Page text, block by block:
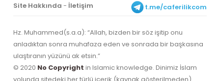
Site Hakkında - İletişim t.me/caferilikcom
Hz. Muhammed(s.a.a): “Allah, bizden bir söz işitip onu
anladıktan sonra muhafaza eden ve sonrada bir başkasına
ulaştıranın yüzünü ak etsin.”
© 2020 No Copyright in Islamic knowledge. Dinimiz İslam